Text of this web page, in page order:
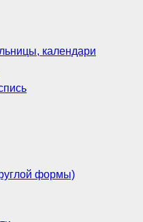
календари
формы)